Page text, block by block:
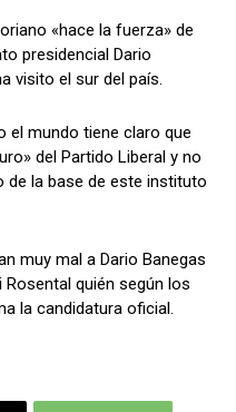
«hace la fuerza» de
presidencial Dario
visito el sur del país.
el mundo tiene claro que
del Partido Liberal y no
de la base de este instituto
muy mal a Dario Banegas
quién según los
la candidatura oficial.